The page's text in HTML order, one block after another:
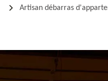
Artisan débarras